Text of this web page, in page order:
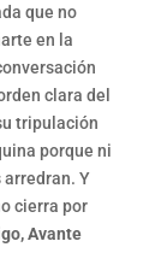
que no
en la
clara del
tripulación
porque ni
Y
cierra por
Avante